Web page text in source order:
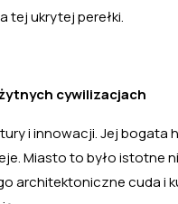
tej ukrytej perełki.
cywilizacjach
i innowacji. Jej
Miasto to było istotne
architektoniczne cuda i